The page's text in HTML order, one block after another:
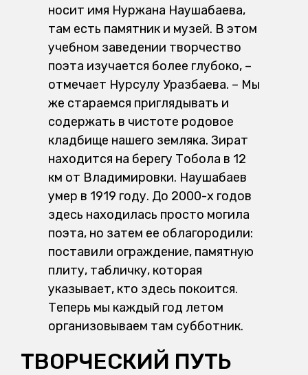
носит имя Нуржана Наушабаева,
там есть памятник и музей. В этом
учебном заведении творчество
поэта изучается более глубоко, –
отмечает Нурсулу Уразбаева. – Мы
же стараемся приглядывать и
содержать в чистоте родовое
кладбище нашего земляка. Зират
находится на берегу Тобола в 12
км от Владимировки. Наушабаев
умер в 1919 году. До 2000-х годов
здесь находилась просто могила
поэта, но затем ее облагородили:
поставили ограждение, памятную
плиту, табличку, которая
указывает, кто здесь покоится.
Теперь мы каждый год летом
организовываем там субботник.
ТВОРЧЕСКИЙ ПУТЬ